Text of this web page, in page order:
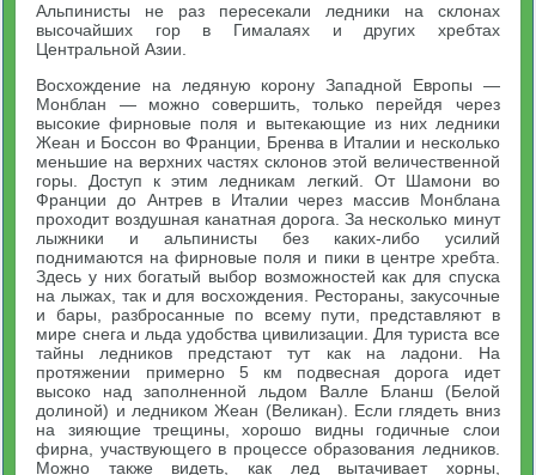
Альпинисты не раз пересекали ледники на склонах
высочайших гор в Гималаях и других хребтах
Центральной Азии.
Восхождение на ледяную корону Западной Европы —
Монблан — можно совершить, только перейдя через
высокие фирновые поля и вытекающие из них ледники
Жеан и Боссон во Франции, Бренва в Италии и несколько
меньшие на верхних частях склонов этой величественной
горы. Доступ к этим ледникам легкий. От Шамони во
Франции до Антрев в Италии через массив Монблана
проходит воздушная канатная дорога. За несколько минут
лыжники и альпинисты без каких-либо усилий
поднимаются на фирновые поля и пики в центре хребта.
Здесь у них богатый выбор возможностей как для спуска
на лыжах, так и для восхождения. Рестораны, закусочные
и бары, разбросанные по всему пути, представляют в
мире снега и льда удобства цивилизации. Для туриста все
тайны ледников предстают тут как на ладони. На
протяжении примерно 5 км подвесная дорога идет
высоко над заполненной льдом Валле Бланш (Белой
долиной) и ледником Жеан (Великан). Если глядеть вниз
на зияющие трещины, хорошо видны годичные слои
фирна, участвующего в процессе образования ледников.
Можно также видеть, как лед вытачивает хорны,